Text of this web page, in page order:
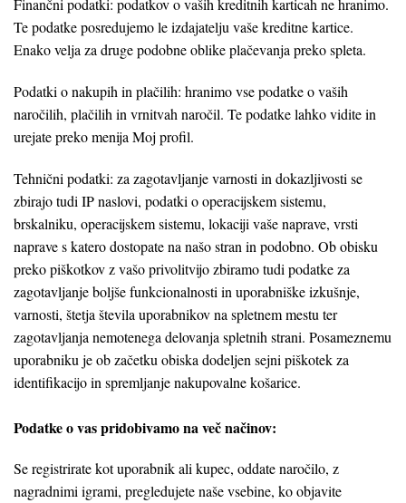
Finančni podatki: podatkov o vaših kreditnih karticah ne hranimo.
Te podatke posredujemo le izdajatelju vaše kreditne kartice.
Enako velja za druge podobne oblike plačevanja preko spleta.
Podatki o nakupih in plačilih: hranimo vse podatke o vaših
naročilih, plačilih in vrnitvah naročil. Te podatke lahko vidite in
urejate preko menija Moj profil.
Tehnični podatki: za zagotavljanje varnosti in dokazljivosti se
zbirajo tudi IP naslovi, podatki o operacijskem sistemu,
brskalniku, operacijskem sistemu, lokaciji vaše naprave, vrsti
naprave s katero dostopate na našo stran in podobno. Ob obisku
preko piškotkov z vašo privolitvijo zbiramo tudi podatke za
zagotavljanje boljše funkcionalnosti in uporabniške izkušnje,
varnosti, štetja števila uporabnikov na spletnem mestu ter
zagotavljanja nemotenega delovanja spletnih strani. Posameznemu
uporabniku je ob začetku obiska dodeljen sejni piškotek za
identifikacijo in spremljanje nakupovalne košarice.
Podatke o vas pridobivamo na več načinov:
Se registrirate kot uporabnik ali kupec, oddate naročilo, z
nagradnimi igrami, pregledujete naše vsebine, ko objavite